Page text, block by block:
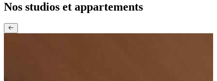
Nos studios et appartements